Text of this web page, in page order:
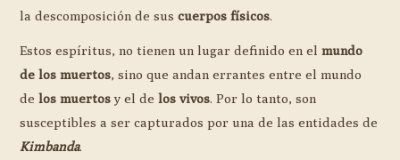
la descomposición de suscuerpos físicos.
Estos espíritus, no tienen un lugar definido en elmundo
de los muertos, sino que andan errantes entre el mundo
delos muertosy el delos vivos. Por lo tanto, son
susceptibles a ser capturados por una de las entidades de
Kimbanda.